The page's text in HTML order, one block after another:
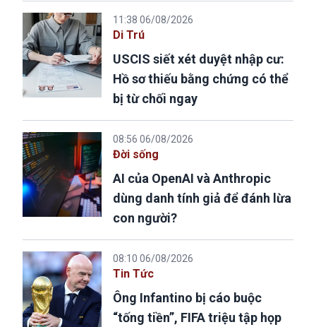
11:38 06/08/2026
Di Trú
USCIS siết xét duyệt nhập cư:
Hồ sơ thiếu bằng chứng có thể
bị từ chối ngay
08:56 06/08/2026
Đời sống
AI của OpenAI và Anthropic
dùng danh tính giả để đánh lừa
con người?
08:10 06/08/2026
Tin Tức
Ông Infantino bị cáo buộc
“tống tiền”, FIFA triệu tập họp